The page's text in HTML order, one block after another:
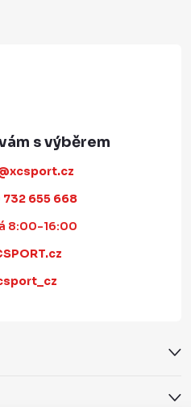
xcsport.cz
732 655 668
8:00-16:00